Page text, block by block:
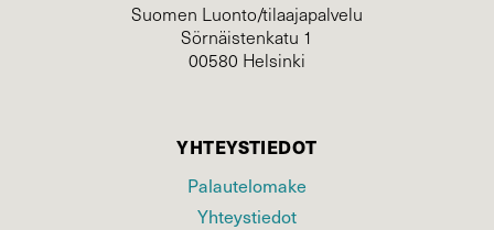
Suomen Luonto/tilaajapalvelu
Sörnäistenkatu 1
00580 Helsinki
YHTEYSTIEDOT
Palautelomake
Yhteystiedot